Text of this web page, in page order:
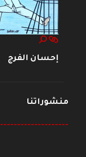
إحسان الفرج
منشوراتنا
--------------------